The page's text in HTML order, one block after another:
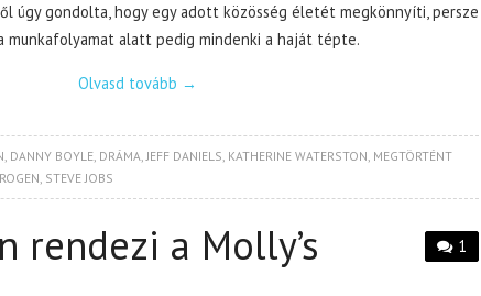
úgy gondolta, hogy egy adott közösség életét megkönnyíti, persze
munkafolyamat alatt pedig mindenki a haját tépte.
Olvasd tovább →
, DANNY BOYLE, DRÁMA,JEFF DANIELS, KATHERINE WATERSTON, MEGTÖRTÉNT
, STEVE JOBS
1
rendezi a Molly’s